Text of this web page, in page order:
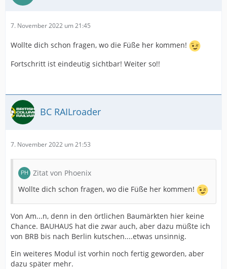
7. November 2022 um 21:45
Wollte dich schon fragen, wo die Füße her kommen!
Fortschritt ist eindeutig sichtbar! Weiter so!!
BC RAILroader
7. November 2022 um 21:53
Zitat von Phoenix
Wollte dich schon fragen, wo die Füße her kommen!
Von Am...n, denn in den örtlichen Baumärkten hier keine
Chance. BAUHAUS hat die zwar auch, aber dazu müßte ich
von BRB bis nach Berlin kutschen....etwas unsinnig.
Ein weiteres Modul ist vorhin noch fertig geworden, aber
dazu später mehr.